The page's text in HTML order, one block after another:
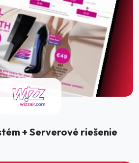
+ Serverové riešenie